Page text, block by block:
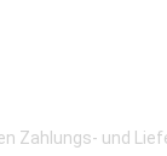
Zahlungs- und